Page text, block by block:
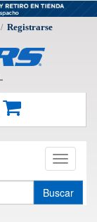
/ Registrarse
Toggle
Buscar